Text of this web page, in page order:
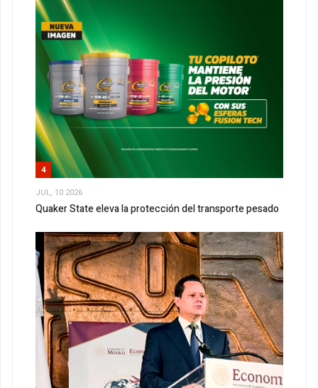
4
JUL, 10 2026
Quaker State eleva la protección del transporte pesado